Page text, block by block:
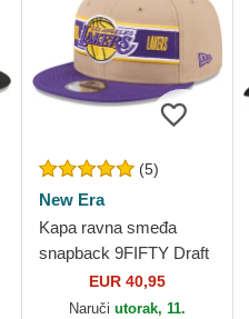
(5)
New Era
Kapa ravna smeđa
snapback 9FIFTY Draft
2024 Los Angeles
Lakers NBA New Era
EUR 40,95
Naruči utorak, 11.